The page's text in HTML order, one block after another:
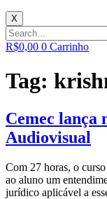
X
R$0,00 0 Carrinho
Tag:
Cemec lança
Audiovisual
Com 27 horas, o
ao aluno um
jurídico aplicável a